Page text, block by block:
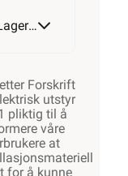
Forskrift
utstyr
pliktig til å
våre
at
for å kunne